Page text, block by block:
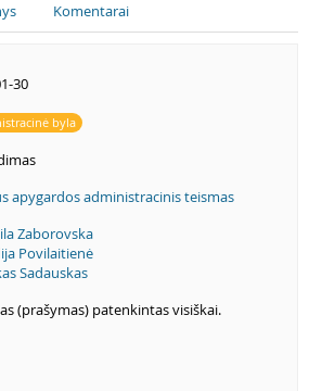
Komentarai
30
byla
apygardos administracinis teismas
Zaborovska
Povilaitienė
Sadauskas
(prašymas) patenkintas visiškai.